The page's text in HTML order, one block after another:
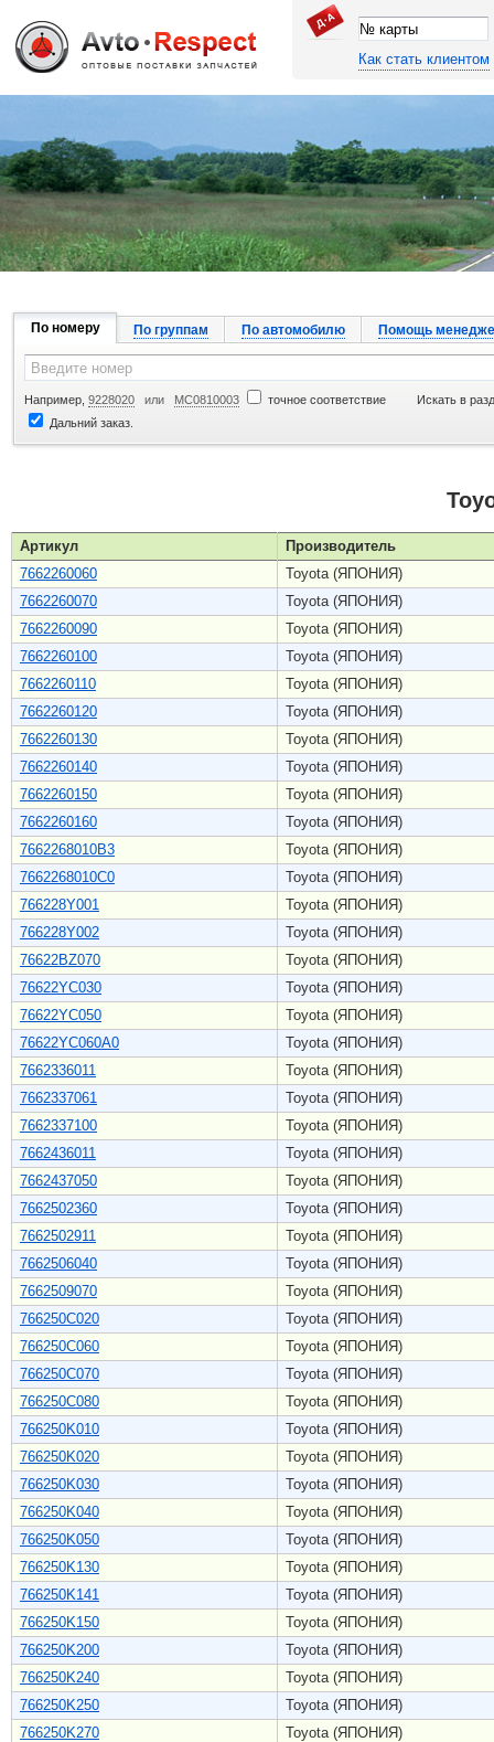
Джапан Авто
Как стать клиентом
По номеру По группам По автомобилю Помощь
Например, 9228020 или MC0810003 точное соответствие
Искать в
Дальний заказ.
Артикул
Производитель
7662260060
Toyota (ЯПОНИЯ)
7662260070
Toyota (ЯПОНИЯ)
7662260090
Toyota (ЯПОНИЯ)
7662260100
Toyota (ЯПОНИЯ)
7662260110
Toyota (ЯПОНИЯ)
7662260120
Toyota (ЯПОНИЯ)
7662260130
Toyota (ЯПОНИЯ)
7662260140
Toyota (ЯПОНИЯ)
7662260150
Toyota (ЯПОНИЯ)
7662260160
Toyota (ЯПОНИЯ)
7662268010B3
Toyota (ЯПОНИЯ)
7662268010C0
Toyota (ЯПОНИЯ)
766228Y001
Toyota (ЯПОНИЯ)
766228Y002
Toyota (ЯПОНИЯ)
76622BZ070
Toyota (ЯПОНИЯ)
76622YC030
Toyota (ЯПОНИЯ)
76622YC050
Toyota (ЯПОНИЯ)
76622YC060A0
Toyota (ЯПОНИЯ)
7662336011
Toyota (ЯПОНИЯ)
7662337061
Toyota (ЯПОНИЯ)
7662337100
Toyota (ЯПОНИЯ)
7662436011
Toyota (ЯПОНИЯ)
7662437050
Toyota (ЯПОНИЯ)
7662502360
Toyota (ЯПОНИЯ)
7662502911
Toyota (ЯПОНИЯ)
7662506040
Toyota (ЯПОНИЯ)
7662509070
Toyota (ЯПОНИЯ)
766250C020
Toyota (ЯПОНИЯ)
766250C060
Toyota (ЯПОНИЯ)
766250C070
Toyota (ЯПОНИЯ)
766250C080
Toyota (ЯПОНИЯ)
766250K010
Toyota (ЯПОНИЯ)
766250K020
Toyota (ЯПОНИЯ)
766250K030
Toyota (ЯПОНИЯ)
766250K040
Toyota (ЯПОНИЯ)
766250K050
Toyota (ЯПОНИЯ)
766250K130
Toyota (ЯПОНИЯ)
766250K141
Toyota (ЯПОНИЯ)
766250K150
Toyota (ЯПОНИЯ)
766250K200
Toyota (ЯПОНИЯ)
766250K240
Toyota (ЯПОНИЯ)
766250K250
Toyota (ЯПОНИЯ)
766250K270
Toyota (ЯПОНИЯ)